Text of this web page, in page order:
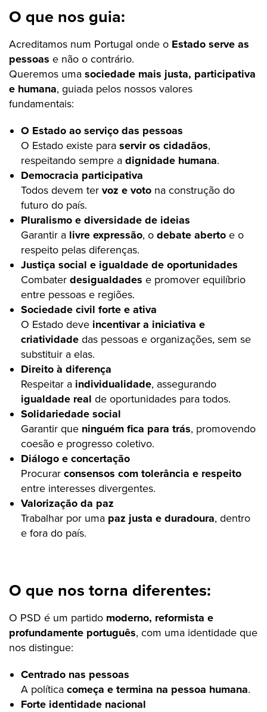
O que nos guia:
Acreditamos num Portugal onde o Estado serve as
pessoas e não o contrário.
Queremos uma sociedade mais justa, participativa
e humana, guiada pelos nossos valores
fundamentais:
O Estado ao serviço das pessoas
O Estado existe para servir os cidadãos,
respeitando sempre a dignidade humana.
Democracia participativa
Todos devem ter voz e voto na construção do
futuro do país.
Pluralismo e diversidade de ideias
Garantir a livre expressão, o debate aberto e o
respeito pelas diferenças.
Justiça social e igualdade de oportunidades
Combater desigualdades e promover equilíbrio
entre pessoas e regiões.
Sociedade civil forte e ativa
O Estado deve incentivar a iniciativa e
criatividade das pessoas e organizações, sem se
substituir a elas.
Direito à diferença
Respeitar a individualidade, assegurando
igualdade real de oportunidades para todos.
Solidariedade social
Garantir que ninguém fica para trás, promovendo
coesão e progresso coletivo.
Diálogo e concertação
Procurar consensos com tolerância e respeito
entre interesses divergentes.
Valorização da paz
Trabalhar por uma paz justa e duradoura, dentro
e fora do país.
O que nos torna diferentes:
O PSD é um partido moderno, reformista e
profundamente português, com uma identidade que
nos distingue:
Centrado nas pessoas
A política começa e termina na pessoa humana.
Forte identidade nacional